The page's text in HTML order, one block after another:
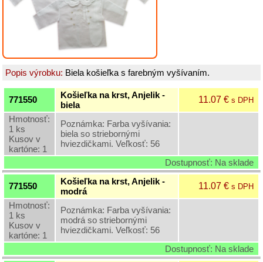
Papier
Dekorácie
Domáce
potreby
Ostatný
rôzny
sortiment
Vinárske
potreby
a
rôzne
fľaše
Krstové
Popis výrobku: Biela košieľka s farebným vyšívaním.
771550
Košieľka na krst, Anjelik -
biela
11.07 €s DPH
Hmotnosť:
1 ks
Kusov v
kartóne: 1
Poznámka: Farba vyšívania:
biela so striebornými
hviezdičkami. Veľkosť: 56
Dostupnosť: Na sklade
771550
Košieľka na krst, Anjelik -
modrá
11.07 €s DPH
Hmotnosť:
1 ks
Kusov v
kartóne: 1
Poznámka: Farba vyšívania:
modrá so striebornými
hviezdičkami. Veľkosť: 56
Dostupnosť: Na sklade